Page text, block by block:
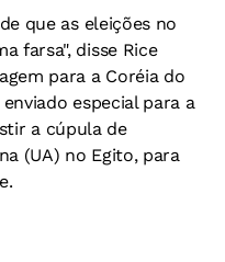
que as eleições no
farsa", disse Rice
para a Coréia do
especial para a
a cúpula de
(UA) no Egito, para